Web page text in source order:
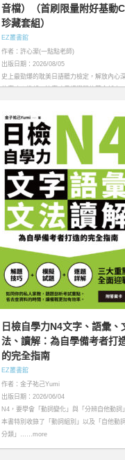
音檔）（首刷限量附好基動
珍藏套組）
EZ叢書館
作者：許心瀠(一點點老師)
出版日期：2026/08/05
史上最勁爆的耽美日語聽力檢定，解放內心
的腐魂！掀起一波腐味日語學習的革命新高
日檢自學力N4文字、語彙、
法、讀解：為自學備考者打
的完全指南
EZ叢書館
作者：金子祐己Yumi
出版日期：2026/06/04
N4，要學會「動詞變化」與「分辨自他動詞
本書特別收錄了「動詞組別」以及「自他動
分類」……more